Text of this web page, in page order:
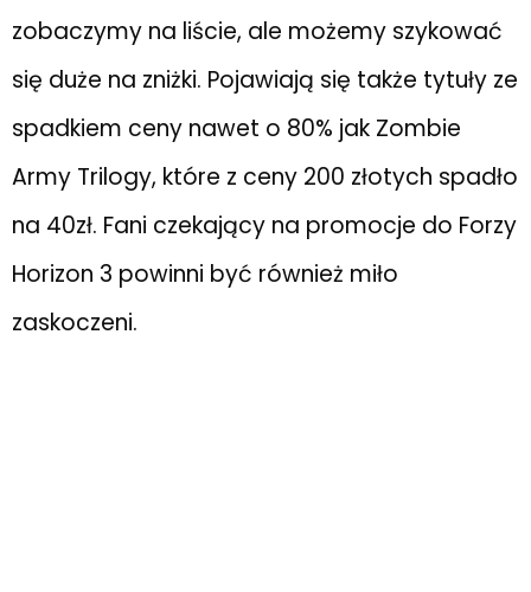
zobaczymy na liście, ale możemy szykować
się duże na zniżki. Pojawiają się także tytuły ze
spadkiem ceny nawet o 80% jak Zombie
Army Trilogy, które z ceny 200 złotych spadło
na 40zł. Fani czekający na promocje do Forzy
Horizon 3 powinni być również miło
zaskoczeni.